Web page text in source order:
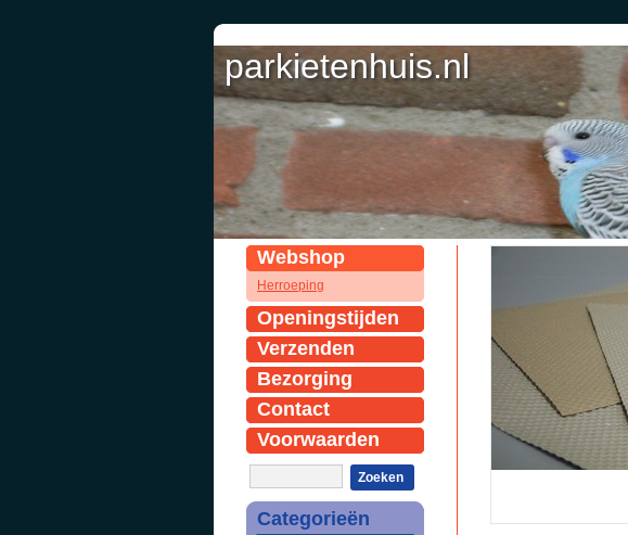
parkietenhuis.nl
Webshop
Herroeping
Openingstijden
Verzenden
Bezorging
Contact
Voorwaarden
Zoeken
Categorieën